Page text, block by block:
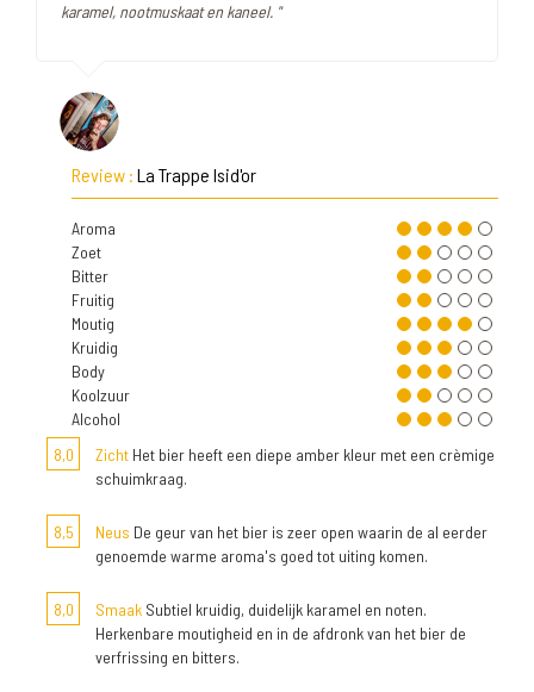
karamel, nootmuskaat en kaneel. "
Review : La Trappe Isid'or
Aroma
Zoet
Bitter
Fruitig
Moutig
Kruidig
Body
Koolzuur
Alcohol
8,0
Zicht Het bier heeft een diepe amber kleur met een crèmige
schuimkraag.
8,5 Neus De geur van het bier is zeer open waarin de al eerder
genoemde warme aroma's goed tot uiting komen.
8,0 Smaak Subtiel kruidig, duidelijk karamel en noten.
Herkenbare moutigheid en in de afdronk van het bier de
verfrissing en bitters.